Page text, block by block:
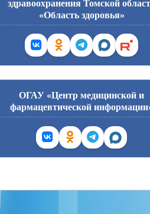
здравоохранения Томской
«Область здоровья»
ОГАУ «Центр медицинской и
фармацевтической